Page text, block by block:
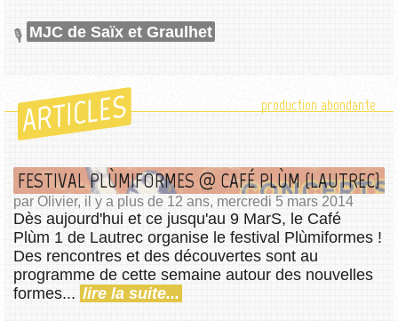
MJC de Saïx et Graulhet
ARTICLES production abondante
FESTIVAL PLÙMIFORMES @ CAFÉ PLÙM (LAUTREC)
par Olivier, il y a plus de 12 ans, mercredi 5 mars 2014
Dès aujourd'hui et ce jusqu'au 9 MarS, le Café
Plùm 1 de Lautrec organise le festival Plùmiformes !
Des rencontres et des découvertes sont au
programme de cette semaine autour des nouvelles
formes... lire la suite...